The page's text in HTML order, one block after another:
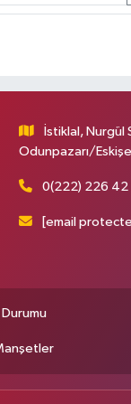
İstiklal, Nurgül
Odunpazarı/
0(222) 226 42
[email
Durumu